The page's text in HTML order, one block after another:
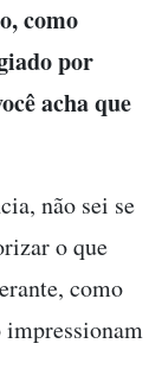
como
por
acha que
não sei se
o que
como
impressionam